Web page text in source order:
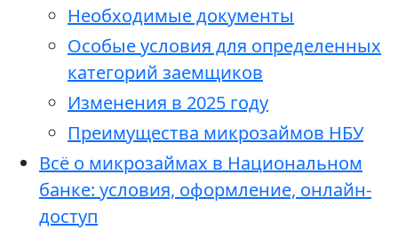
Необходимые документы
Особые условия для определенных
категорий заемщиков
Изменения в 2025 году
Преимущества микрозаймов НБУ
Всё о микрозаймах в Национальном
банке: условия, оформление, онлайн-
доступ